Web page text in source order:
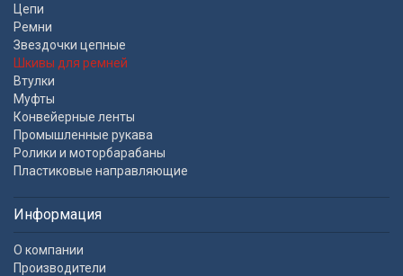
Цепи
Ремни
Звездочки цепные
Шкивы для ремней
Втулки
Муфты
Конвейерные ленты
Промышленные рукава
Ролики и моторбарабаны
Пластиковые направляющие
Информация
О компании
Производители